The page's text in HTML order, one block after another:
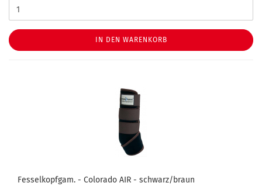
IN DEN WARENKORB
Fesselkopfgam. - Colorado AIR - schwarz/braun